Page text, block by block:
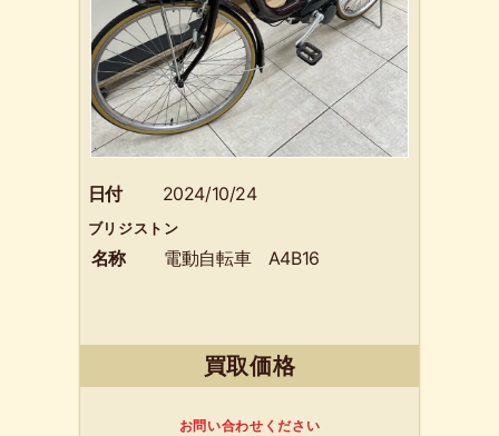
日付 2024/10/24
ブリジストン
名称 電動自転車 A4B16
買取価格
お問い合わせください